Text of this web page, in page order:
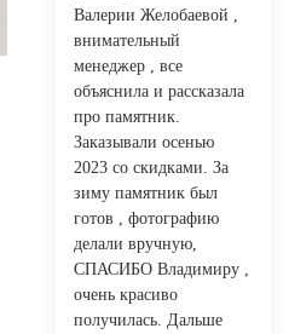
Валерии Желобаевой ,
внимательный
менеджер , все
объяснила и рассказала
про памятник.
Заказывали осенью
2023 со скидками. За
зиму памятник был
готов , фотографию
делали вручную,
СПАСИБО Владимиру ,
очень красиво
получилась. Дальше